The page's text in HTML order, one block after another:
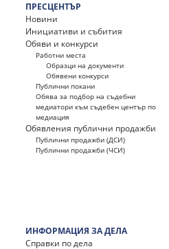
ПРЕСЦЕНТЪР
Новини
Инициативи и събития
Обяви и конкурси
Работни места
Образци на документи
Обявени конкурси
Публични покани
Обява за подбор на съдебни
медиатори към съдебен център по
медиация
Обявления публични продажби
Публични продажби (ДСИ)
Публични продажби (ЧСИ)
ИНФОРМАЦИЯ ЗА ДЕЛА
Справки по дела